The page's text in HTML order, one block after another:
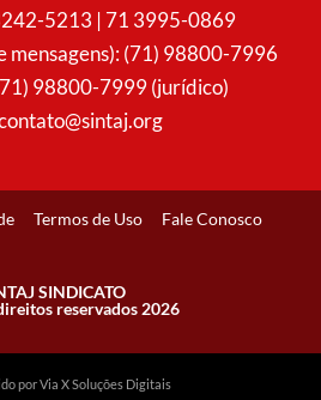
5213 | 71 3995-0869
mensagens): (71) 98800-7996
98800-7999 (jurídico)
Termos de Uso Fale Conosco
SINDICATO
reservados 2026
por Via X Soluções Digitais